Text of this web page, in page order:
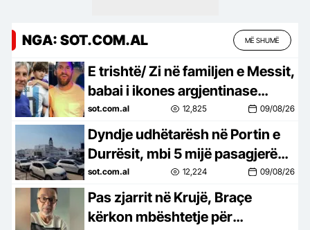
NGA: SOT.COM.AL MË SHUMË
E trishtë/ Zi në familjen e Messit,
babai i ikones argjentinase
ndahet nga jeta në moshën 68-
vjeçare
sot.com.al 12,825 09/08/26
Dyndje udhëtarësh në Portin e
Durrësit, mbi 5 mijë pasagjerë
zbarkojnë në pak orë, në
mbrëmje priten edhe dy tragete
sot.com.al 12,224 09/08/26
Pas zjarrit në Krujë, Braçe
kërkon mbështetje për